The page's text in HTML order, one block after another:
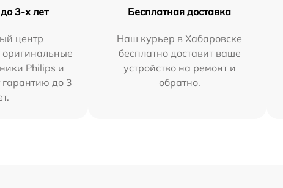
3-х лет
центр
оригинальные
Philips и
гарантию до 3
Бесплатная доставка
Наш курьер в Хабаровске
бесплатно доставит ваше
устройство на ремонт и
обратно.